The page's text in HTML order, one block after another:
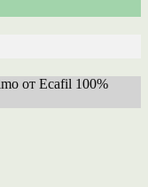
от Ecafil 100%